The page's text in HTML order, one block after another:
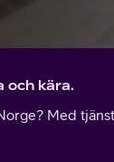
och kära.
Med